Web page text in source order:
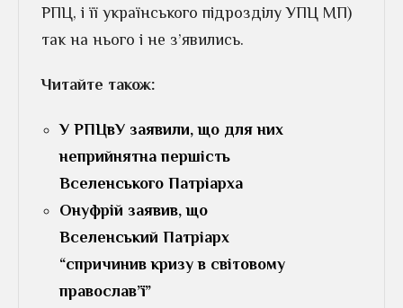
РПЦ, і її українського підрозділу УПЦ МП)
так на нього і не з’явились.
Читайте також:
У РПЦвУ заявили, що для них
неприйнятна першість
Вселенського Патріарха
Онуфрій заявив, що
Вселенський Патріарх
“спричинив кризу в світовому
православ’ї”